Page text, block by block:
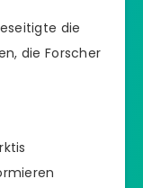
die
die Forscher